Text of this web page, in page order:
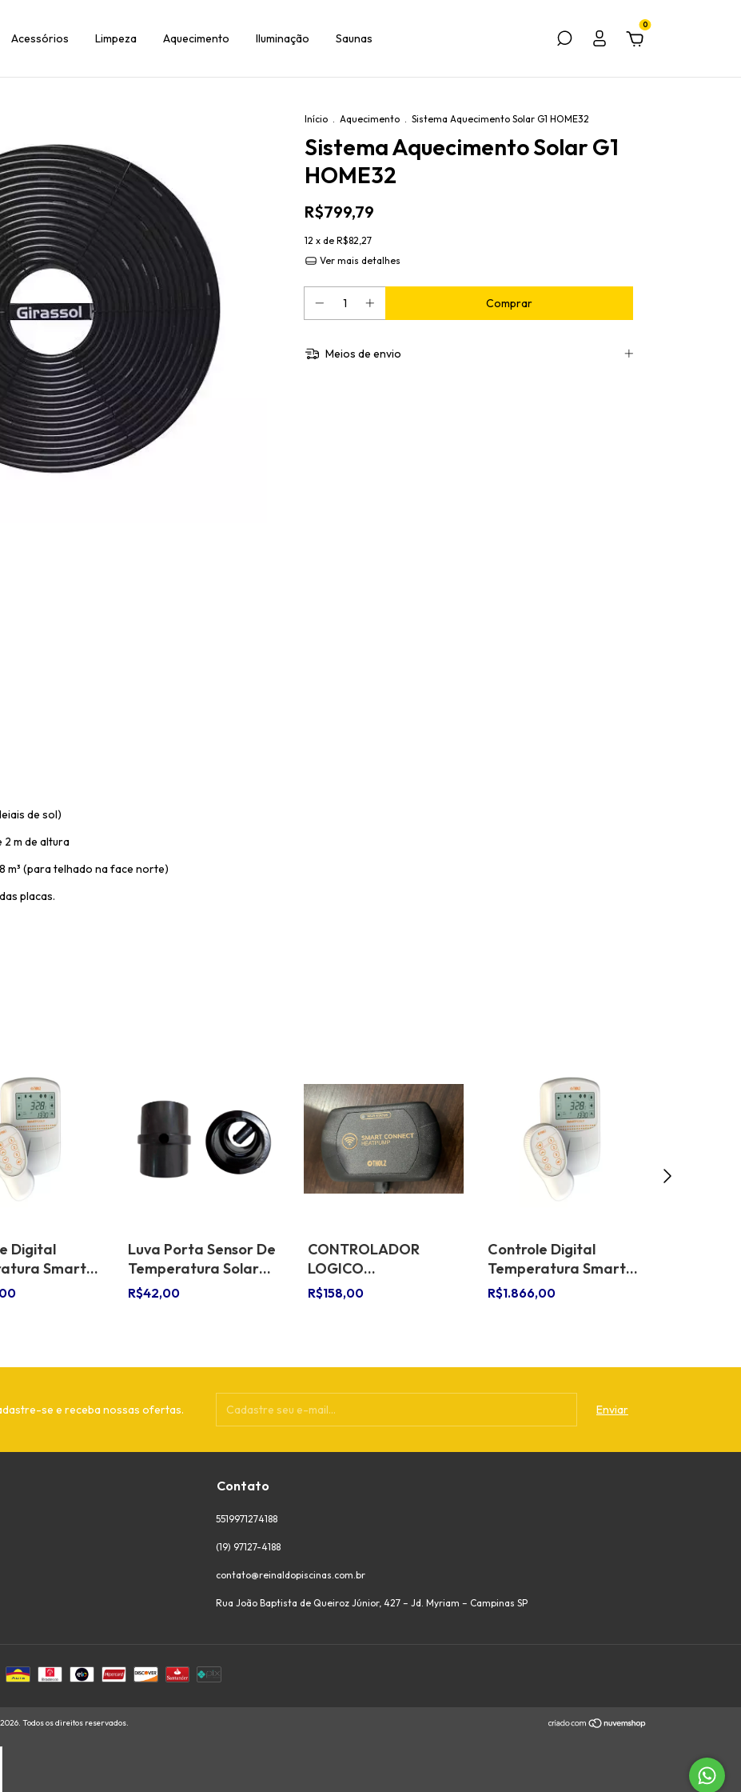
Acessórios Limpeza Aquecimento Iluminação Saunas
0
Início . Aquecimento . Sistema Aquecimento Solar G1 HOME32
Sistema Aquecimento Solar G1
HOME32
R$799,79
12 x de R$82,27
Ver mais detalhes
Meios de envio
de sol)
2 m de altura
m³ (para telhado na face norte)
placas.
Digital
Smart
Luva Porta Sensor De
Temperatura Solar
Para Piscinas
R$42,00
CONTROLADOR
LOGICO
PROGRAMAVEL PDX
R$158,00
Controle Digital
Temperatura Smart
Pool 12vcc
R$1.866,00
se e receba nossas ofertas.
Contato
5519971274188
(19) 97127-4188
contato@reinaldopiscinas.com.br
Rua João Baptista de Queiroz Júnior, 427 – Jd. Myriam – Campinas SP
Todos os direitos reservados.